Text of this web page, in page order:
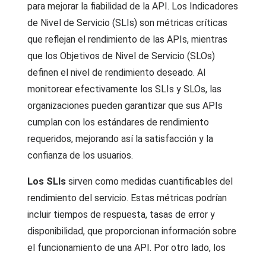
para mejorar la fiabilidad de la API. Los Indicadores
de Nivel de Servicio (SLIs) son métricas críticas
que reflejan el rendimiento de las APIs, mientras
que los Objetivos de Nivel de Servicio (SLOs)
definen el nivel de rendimiento deseado. Al
monitorear efectivamente los SLIs y SLOs, las
organizaciones pueden garantizar que sus APIs
cumplan con los estándares de rendimiento
requeridos, mejorando así la satisfacción y la
confianza de los usuarios.
Los SLIs sirven como medidas cuantificables del
rendimiento del servicio. Estas métricas podrían
incluir tiempos de respuesta, tasas de error y
disponibilidad, que proporcionan información sobre
el funcionamiento de una API. Por otro lado, los